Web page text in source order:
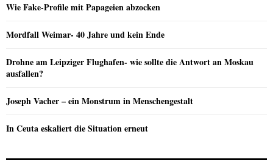
Wie Fake-Profile mit Papageien abzocken
Mordfall Weimar- 40 Jahre und kein Ende
Drohne am Leipziger Flughafen- wie sollte die Antwort an Moskau
ausfallen?
Joseph Vacher – ein Monstrum in Menschengestalt
In Ceuta eskaliert die Situation erneut